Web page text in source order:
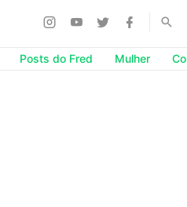
Posts do Fred Mulher